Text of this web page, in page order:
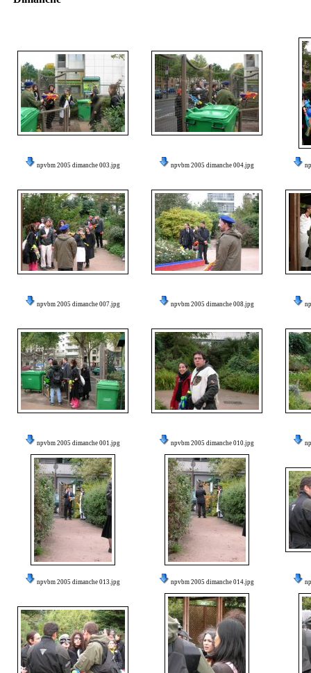
npvbm 2005 dimanche 003.jpg npvbm 2005 dimanche 004.jpg
npvbm 2005 dimanche 007.jpg npvbm 2005 dimanche 008.jpg
npvbm 2005 dimanche 001.jpg npvbm 2005 dimanche 010.jpg
npvbm 2005 dimanche 013.jpg npvbm 2005 dimanche 014.jpg